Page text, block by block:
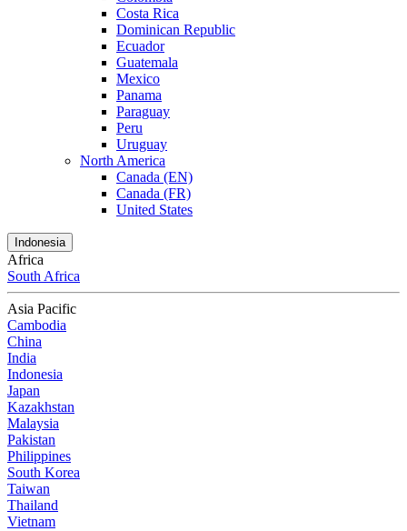
Costa Rica
Dominican Republic
Ecuador
Guatemala
Mexico
Panama
Paraguay
Peru
Uruguay
North America
Canada (EN)
Canada (FR)
United States
Indonesia
Africa
South Africa
Asia Pacific
Cambodia
China
India
Indonesia
Japan
Kazakhstan
Malaysia
Pakistan
Philippines
South Korea
Taiwan
Thailand
Vietnam